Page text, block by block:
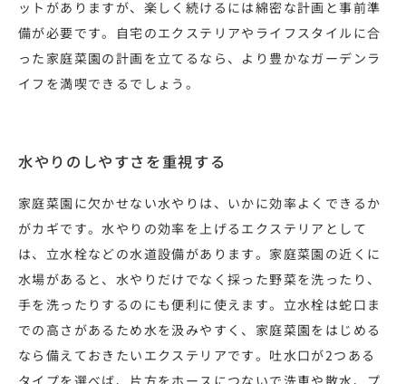
ットがありますが、楽しく続けるには綿密な計画と事前準
備が必要です。自宅のエクステリアやライフスタイルに合
った家庭菜園の計画を立てるなら、より豊かなガーデンラ
イフを満喫できるでしょう。
水やりのしやすさを重視する
家庭菜園に欠かせない水やりは、いかに効率よくできるか
がカギです。水やりの効率を上げるエクステリアとして
は、立水栓などの水道設備があります。家庭菜園の近くに
水場があると、水やりだけでなく採った野菜を洗ったり、
手を洗ったりするのにも便利に使えます。立水栓は蛇口ま
での高さがあるため水を汲みやすく、家庭菜園をはじめる
なら備えておきたいエクステリアです。吐水口が2つある
タイプを選べば、片方をホースにつないで洗車や散水、プ